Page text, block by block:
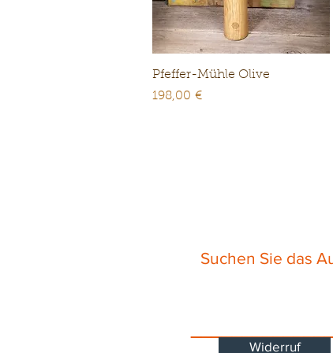
Schnellansicht
Pfeffer-Mühle Olive
Preis
198,00 €
Suchen Sie das
Widerruf